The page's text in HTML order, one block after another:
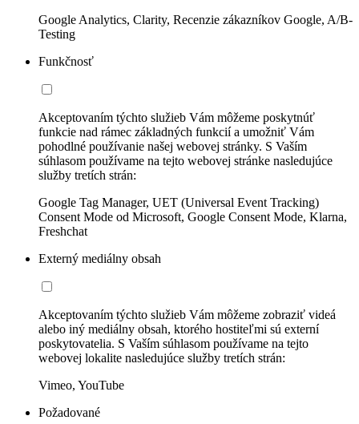
Google Analytics, Clarity, Recenzie zákazníkov Google, A/B-
Testing
Funkčnosť
Akceptovaním týchto služieb Vám môžeme poskytnúť
funkcie nad rámec základných funkcií a umožniť Vám
pohodlné používanie našej webovej stránky. S Vaším
súhlasom používame na tejto webovej stránke nasledujúce
služby tretích strán:
Google Tag Manager, UET (Universal Event Tracking)
Consent Mode od Microsoft, Google Consent Mode, Klarna,
Freshchat
Externý mediálny obsah
Akceptovaním týchto služieb Vám môžeme zobraziť videá
alebo iný mediálny obsah, ktorého hostiteľmi sú externí
poskytovatelia. S Vaším súhlasom používame na tejto
webovej lokalite nasledujúce služby tretích strán:
Vimeo, YouTube
Požadované